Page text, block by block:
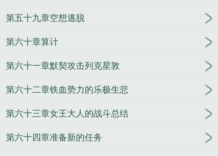
第五十九章空想逃脱
第六十章算计
第六十一章默契攻击列克星敦
第六十二章铁血势力的乐极生悲
第六十三章女王大人的战斗总结
第六十四章准备新的任务